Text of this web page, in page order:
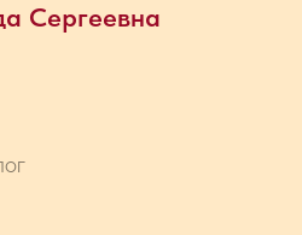
Сергеевна